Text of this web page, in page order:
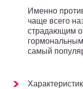
Именно
чаще всего
страдающим
самый